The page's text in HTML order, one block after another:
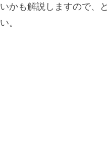
いかも解説しますので、
い。